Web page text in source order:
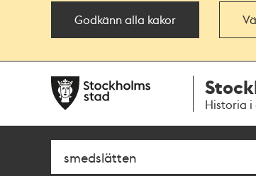
Godkänn alla kakor
navigationen
huvudinnehållet
Historia i
Sök